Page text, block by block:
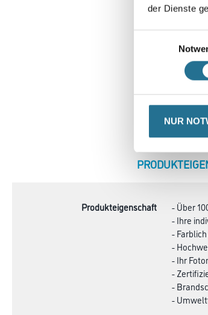
der Dienste
NUR
CURRENT
Produkteigenschaft
- Über
- Ihre
-
-
- Ihr
-
-
-